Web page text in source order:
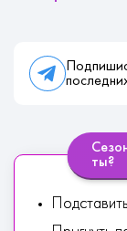
ты?